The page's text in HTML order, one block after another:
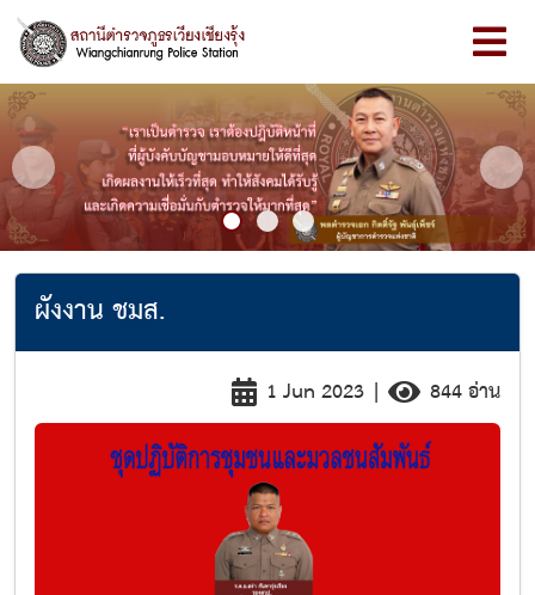
Previous Next
ผังงาน ชมส.
1 Jun 2023 | 844 อ่าน